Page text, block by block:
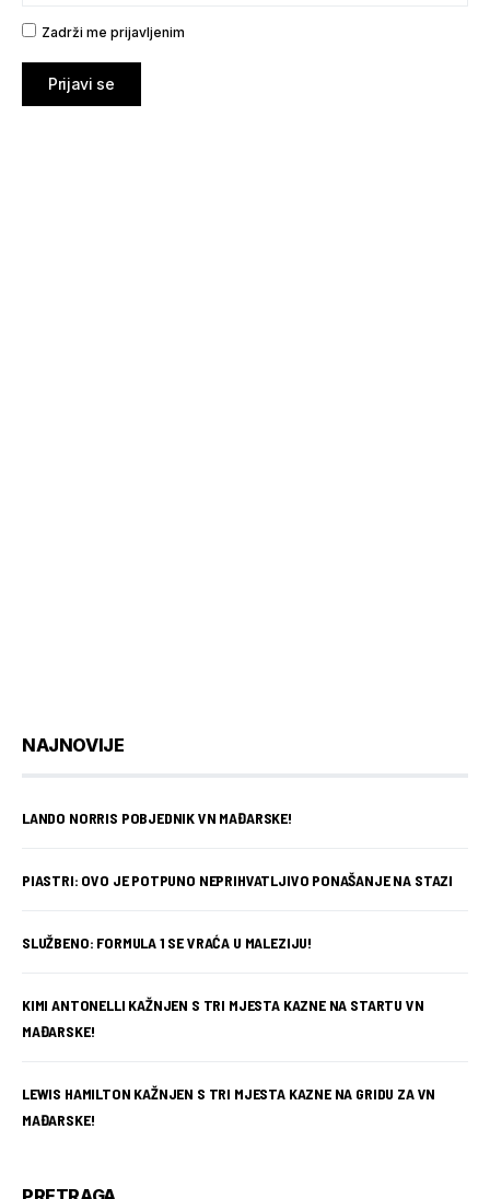
Zadrži me prijavljenim
Prijavi se
NAJNOVIJE
LANDO NORRIS POBJEDNIK VN MAĐARSKE!
PIASTRI: OVO JE POTPUNO NEPRIHVATLJIVO PONAŠANJE NA STAZI
SLUŽBENO: FORMULA 1 SE VRAĆA U MALEZIJU!
KIMI ANTONELLI KAŽNJEN S TRI MJESTA KAZNE NA STARTU VN
MAĐARSKE!
LEWIS HAMILTON KAŽNJEN S TRI MJESTA KAZNE NA GRIDU ZA VN
MAĐARSKE!